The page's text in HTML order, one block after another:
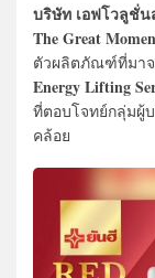
บริษัท เอฟโวลูชั่
The Great
ตัวผลิตภัณฑ์ที่มาจ
Energy Lifting
ที่ตอบโจทย์กลุ่มผู้
คล้อย